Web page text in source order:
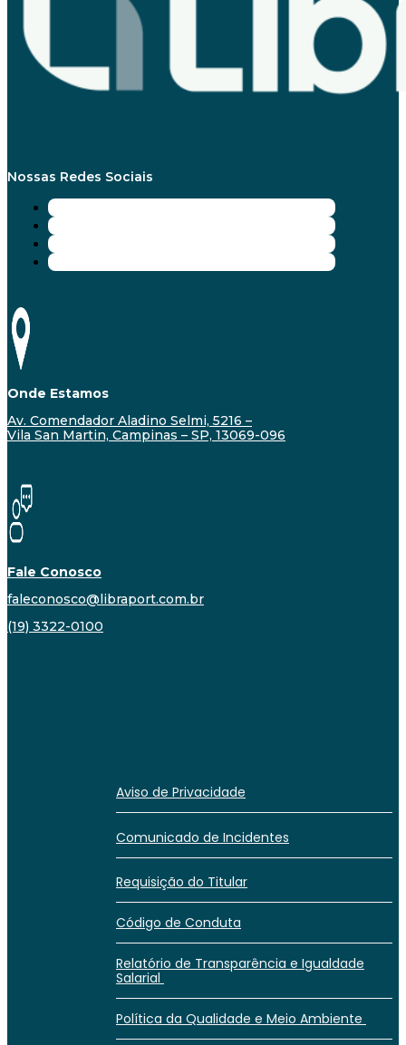
Nossas Redes Sociais
Onde Estamos
Av. Comendador Aladino Selmi, 5216 –
Vila San Martin, Campinas – SP, 13069-096
Fale Conosco
faleconosco@libraport.com.br
(19) 3322-0100
Aviso de Privacidade
Comunicado de Incidentes
Requisição do Titular
Código de Conduta
Relatório de Transparência e Igualdade
Salarial
Política da Qualidade e Meio Ambiente